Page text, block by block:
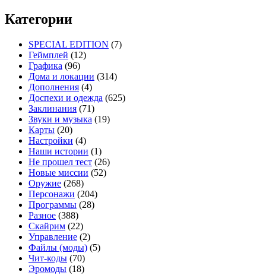
Категории
SPECIAL EDITION (7)
Геймплей (12)
Графика (96)
Дома и локации (314)
Дополнения (4)
Доспехи и одежда (625)
Заклинания (71)
Звуки и музыка (19)
Карты (20)
Настройки (4)
Наши истории (1)
Не прошел тест (26)
Новые миссии (52)
Оружие (268)
Персонажи (204)
Программы (28)
Разное (388)
Скайрим (22)
Управление (2)
Файлы (моды) (5)
Чит-коды (70)
Эромоды (18)